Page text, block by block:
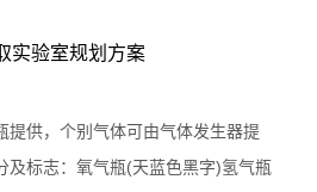
提供，个别气体可由气体发生器提
及标志：氧气瓶(天蓝色黑字)氢气瓶